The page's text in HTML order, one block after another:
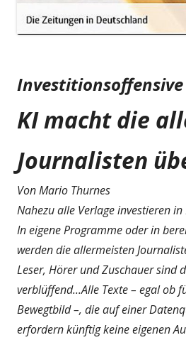
Investitionsoffensive
KI macht die
Journalisten
Von Mario Thurnes
Nahezu alle Verlage investieren
In eigene Programme oder in
werden die allermeisten
Leser, Hörer und Zuschauer sind
verblüffend...Alle Texte – egal ob
Bewegtbild –, die auf einer
erfordern künftig keine eigenen